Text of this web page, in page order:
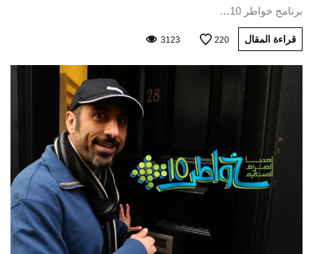
برنامج خواطر 10…
قراءة المقال 220
3123